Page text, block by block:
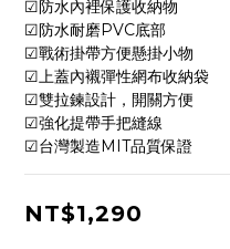
☑防水內裡保護收納物
☑防水耐磨PVC底部
☑戰術掛帶方便懸掛小物
☑上蓋內襯彈性網布收納袋
☑雙拉鍊設計，開關方便
☑強化提帶手把縫線
☑台灣製造MIT品質保證
NT$1,290